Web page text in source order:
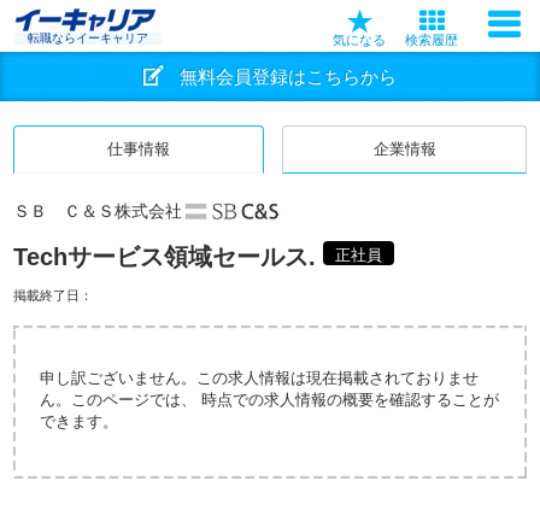
転職ならイーキャリア 気になる 検索履歴
無料会員登録はこちらから
仕事情報 企業情報
ＳＢ Ｃ＆Ｓ株式会社
Techサービス領域セールス. 正社員
掲載終了日：
申し訳ございません。この求人情報は現在掲載されておりませ
ん。このページでは、 時点での求人情報の概要を確認することが
できます。